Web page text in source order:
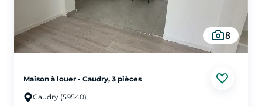
8
Maison à louer - Caudry, 3 pièces
Caudry (59540)